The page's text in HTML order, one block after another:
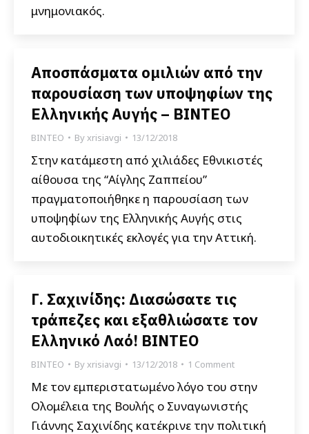
μνημονιακός.
Αποσπάσματα ομιλιών από την
παρουσίαση των υποψηφίων της
Ελληνικής Αυγής – ΒΙΝΤΕΟ
ΒΙΝΤΕΟ Byxrisiavgi 13/12/2018
Στην κατάμεστη από χιλιάδες Εθνικιστές
αίθουσα της “Αίγλης Ζαππείου”
πραγματοποιήθηκε η παρουσίαση των
υποψηφίων της Ελληνικής Αυγής στις
αυτοδιοικητικές εκλογές για την Αττική.
Γ. Σαχινίδης: Διασώσατε τις
τράπεζες και εξαθλιώσατε τον
Ελληνικό Λαό! ΒΙΝΤΕΟ
ΒΙΝΤΕΟ Byxrisiavgi 13/12/2018 1 Comment
Με τον εμπεριστατωμένο λόγο του στην
Ολομέλεια της Βουλής ο Συναγωνιστής
Γιάννης Σαχινίδης κατέκρινε την πολιτική